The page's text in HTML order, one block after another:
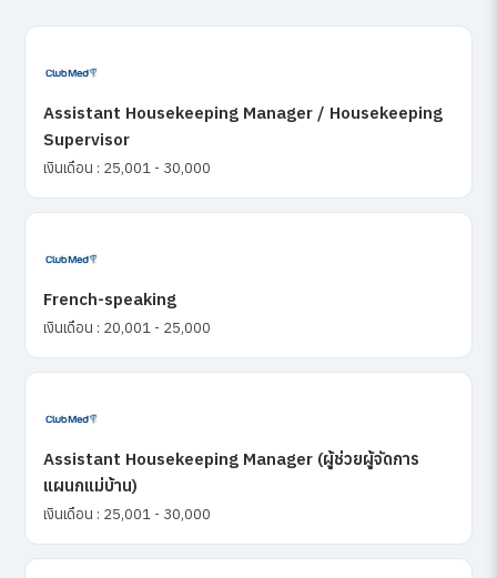
Assistant Housekeeping Manager / Housekeeping
Supervisor
เงินเดือน : 25,001 - 30,000
French-speaking
เงินเดือน : 20,001 - 25,000
Assistant Housekeeping Manager (ผู้ช่วยผู้จัดการ
แผนกแม่บ้าน)
เงินเดือน : 25,001 - 30,000